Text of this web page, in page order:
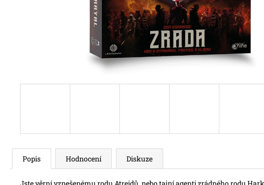
Popis Hodnocení Diskuze